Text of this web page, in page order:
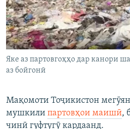
Яке аз партовгоҳҳо дар канори
аз бойгонӣ
Мақомоти Тоҷикистон
мушкили партовҳои маишӣ,
чинӣ гуфтугӯ кардаанд.